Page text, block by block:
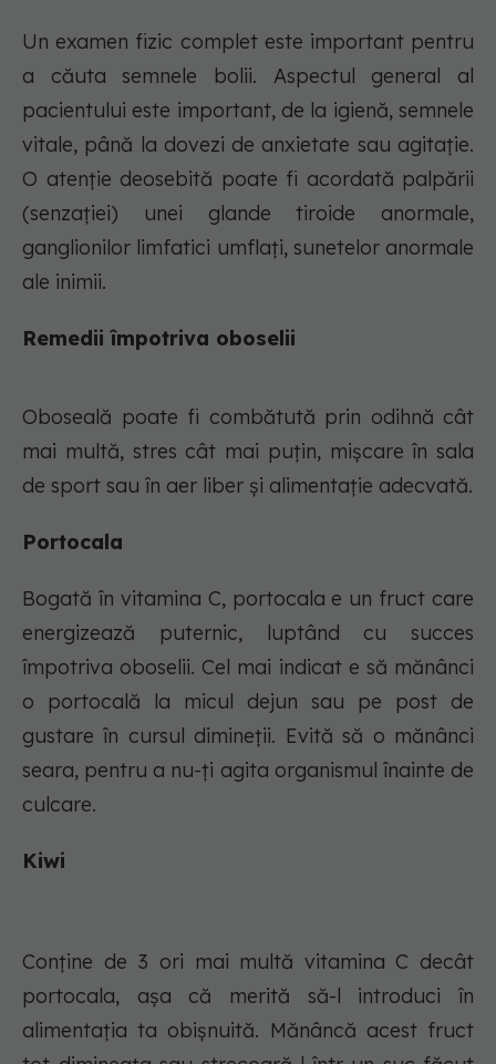
Un examen fizic complet este important pentru
a căuta semnele bolii. Aspectul general al
pacientului este important, de la igienă, semnele
vitale, până la dovezi de anxietate sau agitație.
O atenție deosebită poate fi acordată palpării
(senzației) unei glande tiroide anormale,
ganglionilor limfatici umflați, sunetelor anormale
ale inimii.
Remedii împotriva oboselii
Oboseală poate fi combătută prin odihnă cât
mai multă, stres cât mai puțin, mișcare în sala
de sport sau în aer liber și alimentație adecvată.
Portocala
Bogată în vitamina C, portocala e un fruct care
energizează puternic, luptând cu succes
împotriva oboselii. Cel mai indicat e să mănânci
o portocală la micul dejun sau pe post de
gustare în cursul dimineții. Evită să o mănânci
seara, pentru a nu-ți agita organismul înainte de
culcare.
Kiwi
Conține de 3 ori mai multă vitamina C decât
portocala, așa că merită să-l introduci în
alimentația ta obișnuită. Mănâncă acest fruct